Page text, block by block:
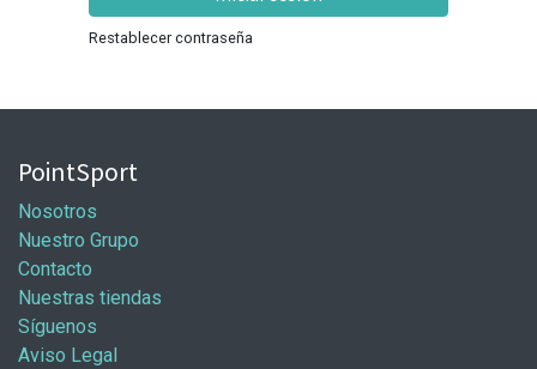
Restablecer contraseña
PointSport
Nosotros
Nuestro Grupo
Contacto
Nuestras tiendas
Síguenos
Aviso Legal